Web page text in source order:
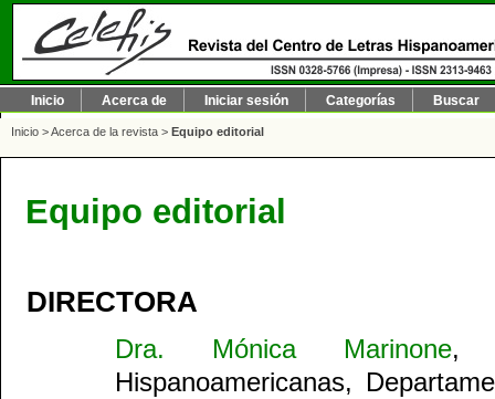
Inicio Acerca de Iniciar sesión Categorías Buscar
Inicio >Acerca de la revista > Equipo editorial
Equipo editorial
DIRECTORA
Dra. Mónica Marinone,
Hispanoamericanas,